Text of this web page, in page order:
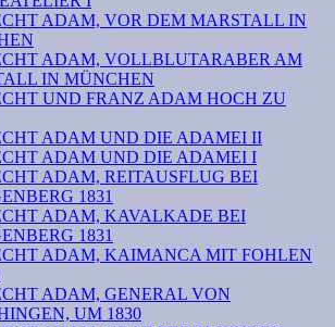
ADAM, VOR DEM MARSTALL IN
ADAM, VOLLBLUTARABER AM
IN MÜNCHEN
UND FRANZ ADAM HOCH ZU
ADAM UND DIE ADAMEI II
ADAM UND DIE ADAMEI I
ADAM, REITAUSFLUG BEI
1831
ADAM, KAVALKADE BEI
1831
ADAM, KAIMANCA MIT FOHLEN
ADAM, GENERAL VON
UM 1830